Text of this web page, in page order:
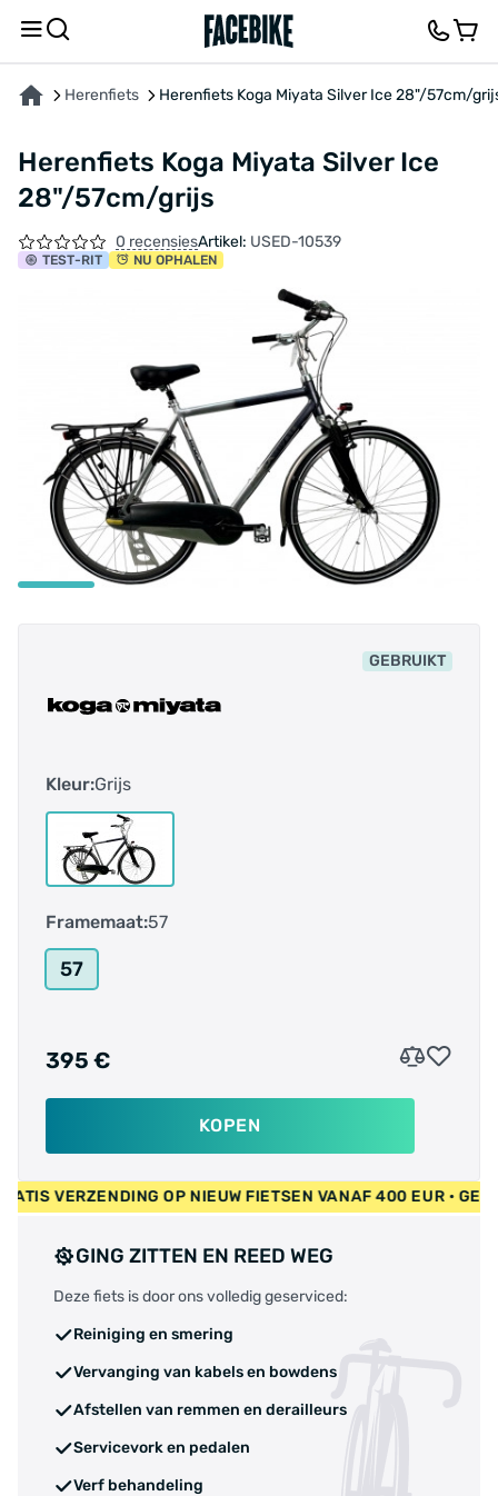
Herenfiets Herenfiets Koga Miyata Silver Ice 28"/57cm/
Herenfiets Koga Miyata Silver Ice
28"/57cm/grijs
0 recensiesArtikel: USED-10539
TEST-RIT NU OPHALEN
GEBRUIKT
Kleur:Grijs
Framemaat:57
57
395 €
KOPEN
• GRATIS VERZENDING OP NIEUW FIETSEN VANAF 400 EUR
GING ZITTEN EN REED WEG
Deze fiets is door ons volledig geserviced:
Reiniging en smering
Vervanging van kabels en bowdens
Afstellen van remmen en derailleurs
Servicevork en pedalen
Verf behandeling
OVER HET PRODUCT KENMERKENBESCHRIJVING FEEDBACK EN VRAGEN